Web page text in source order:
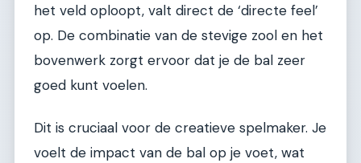
het veld oploopt, valt direct de ‘directe feel’
op. De combinatie van de stevige zool en het
bovenwerk zorgt ervoor dat je de bal zeer
goed kunt voelen.
Dit is cruciaal voor de creatieve spelmaker. Je
voelt de impact van de bal op je voet, wat